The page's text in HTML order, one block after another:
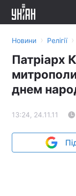
Новини › Релігії ›
Патріарх
днем
13:24, 24.11.11